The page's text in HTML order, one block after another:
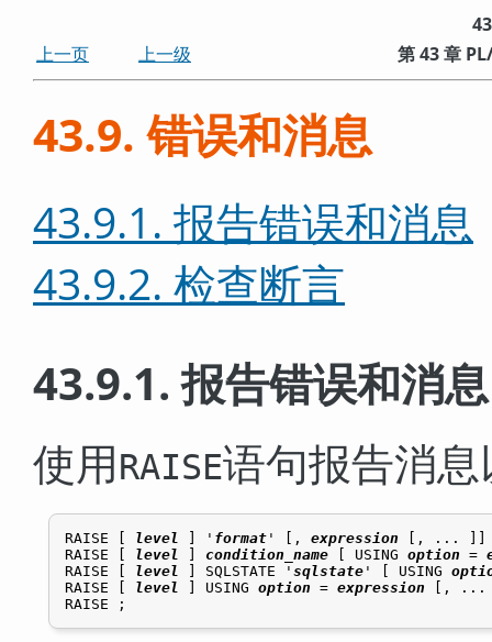
上一页
上一级 第 43 章
43.9. 错误和消息
43.9.1. 报告错误和消息
43.9.2. 检查断言
43.9.1. 报告错误和消息
使用RAISE语句报告消
RAISE [ level ] ' format ' [ , expression [ , ... ] ]
RAISE [
level ] condition_name [ USING option =
RAISE [
level ] SQLSTATE ' sqlstate ' [ USING
RAISE [
level ] USING option = expression [ ,